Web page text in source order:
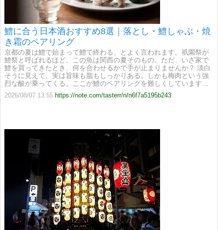
鱧に合う日本酒おすすめ8選｜落とし・鱧しゃぶ・焼
き霜のペアリング
京都の夏は鱧で始まって鱧で終わる、とよく言われます。祇園祭が
鱧祭と呼ばれるほど、この魚は関西の夏そのもの。ただ、いざ家で
鱧を買ってきたとき、何を合わせるかで手が止まりませんか？ 淡白
そうに見えて、実は旨味も脂もしっかりある。しかも梅肉という強
烈な酸が乗ってくる。ここが鱧のペアリングを難しくしています…
2026/08/07 13:55 https://note.com/tasterr/n/n6f7a5195b243